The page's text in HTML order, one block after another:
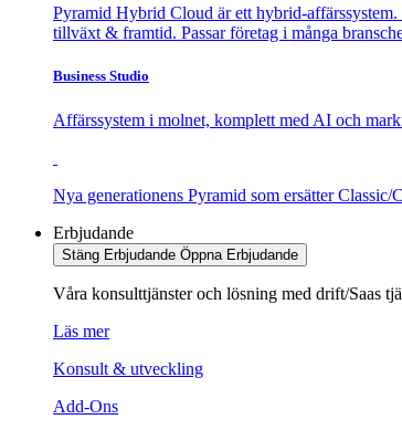
Pyramid Hybrid Cloud är ett hybrid-
tillväxt & framtid. Passar företag i många
Business Studio
Affärssystem i molnet, komplett med AI och
Nya generationens Pyramid som ersätter
Erbjudande
Stäng Erbjudande Öppna Erbjudande
Våra konsulttjänster och lösning med drift/Saas
Läs mer
Konsult & utveckling
Add-Ons